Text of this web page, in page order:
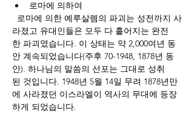
로마에 의하여
로마에 의한 예루살렘의 파괴는 성전까지 사
라졌고 유대인들은 모두 다 흩어지는 완전
한 파괴였습니다. 이 상태는 약 2,000여년 동
안 계속되었습니다(주후 70-1948, 1878년 동
안). 하나님의 말씀의 선포는 그대로 성취
된 것입니다. 1948년 5월 14일 무려 1878년만
에 사라졌던 이스라엘이 역사의 무대에 등장
하게 되었습니다.